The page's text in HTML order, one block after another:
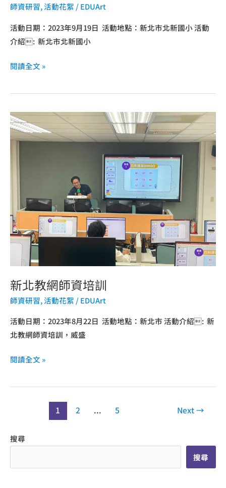
師資研習,活動花絮 /EDUArt
活動日期：2023年9月19日 活動地點：新北市北新國小 活動
介紹: 新北市北新國小
閱讀全文 »
新北教網師資培訓
師資研習,活動花絮 /EDUArt
活動日期：2023年8月22日 活動地點：新北市 活動介紹: 新
北教網師資培訓，威盛
新
北
訓
閱讀全文 »
1 2 ... 5 Next→
搜尋
搜尋